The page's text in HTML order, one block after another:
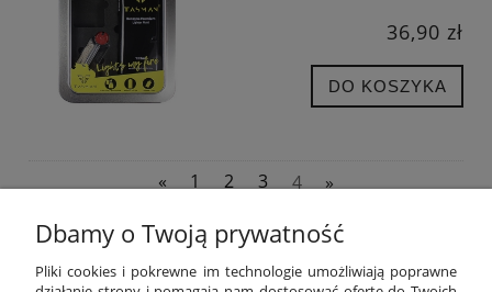
36,90 zł
DO KOSZYKA
« 1 2 3 4 »
POMOC
Dbamy o Twoją prywatność
Pliki cookies i pokrewne im technologie umożliwiają poprawne